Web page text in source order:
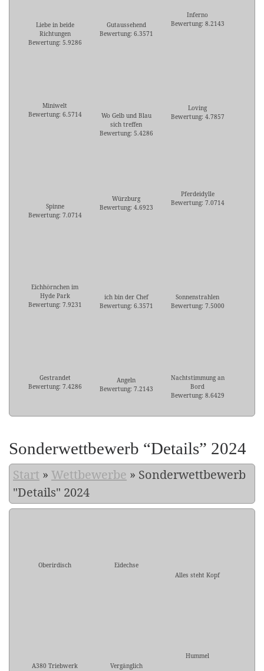
Liebe in beide
Richtungen
Bewertung: 5.9286
Gutaussehend
Bewertung: 6.3571
Inferno
Bewertung: 8.2143
Miniwelt
Bewertung: 6.5714
Wo Gelb und Blau
sich treffen
Bewertung: 5.4286
Loving
Bewertung: 4.7857
Spinne
Bewertung: 7.0714
Würzburg
Bewertung: 4.6923
Pferdeidylle
Bewertung: 7.0714
Eichhörnchen im
Hyde Park
Bewertung: 7.9231
ich bin der Chef
Bewertung: 6.3571
Sonnenstrahlen
Bewertung: 7.5000
Gestrandet
Bewertung: 7.4286
Angeln
Bewertung: 7.2143
Nachtstimmung an
Bord
Bewertung: 8.6429
Sonderwettbewerb “Details” 2024
Start » Wettbewerbe » Sonderwettbewerb
"Details" 2024
Oberirdisch
Eidechse
Alles steht Kopf
A380 Triebwerk Vergänglich
Hummel